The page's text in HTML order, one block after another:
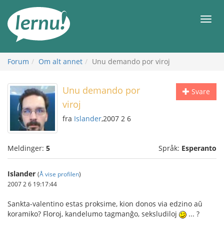
innholdet
Meny
Forum Om alt annet Unu demando por viroj
Svare
Unu demando por
viroj
fra Islander,2007 2 6
Meldinger: 5 Språk: Esperanto
Islander (Å vise profilen)
2007 2 6 19:17:44
Sankta-valentino estas proksime, kion donos via edzino aŭ
koramiko? Floroj, kandelumo tagmanĝo, seksludiloj
... ?